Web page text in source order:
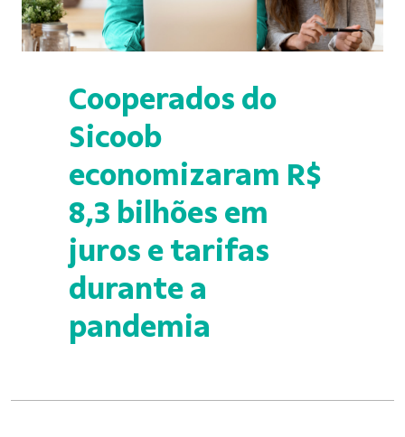
Cooperados do
Sicoob
economizaram R$
8,3 bilhões em
juros e tarifas
durante a
pandemia